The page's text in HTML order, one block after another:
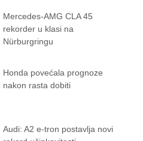
Mercedes-AMG CLA 45
rekorder u klasi na
Nürburgringu
Honda povećala prognoze
nakon rasta dobiti
Audi: A2 e-tron postavlja novi